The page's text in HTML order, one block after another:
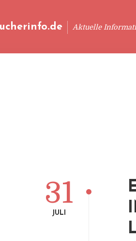
Aktuelle
31
JULI